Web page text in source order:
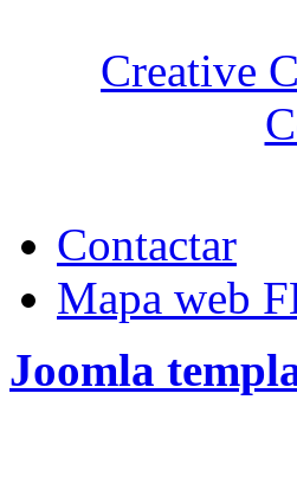
Creative
Contactar
Mapa web
Joomla